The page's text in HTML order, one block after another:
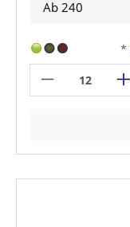
Ab 240
*